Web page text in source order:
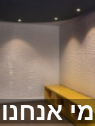
מי אנחנו